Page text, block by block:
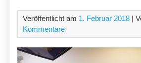
Veröffentlicht am 1. Februar 2018 |
Kommentare